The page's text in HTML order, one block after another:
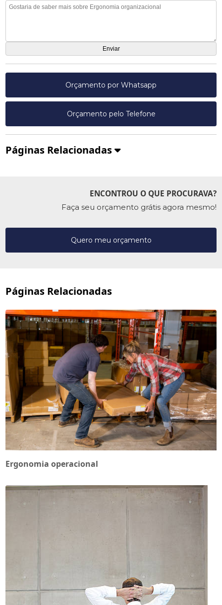
Orçamento por Whatsapp
Orçamento pelo Telefone
Páginas Relacionadas
ENCONTROU O QUE PROCURAVA?
Faça seu orçamento grátis agora mesmo!
Quero meu orçamento
Páginas Relacionadas
Ergonomia operacional